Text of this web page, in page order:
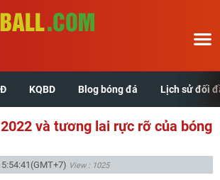
KQBD Blog bóng đá Lịch sử đối
và tương lai rực rỡ của bóng
(GMT+7) View : 1025